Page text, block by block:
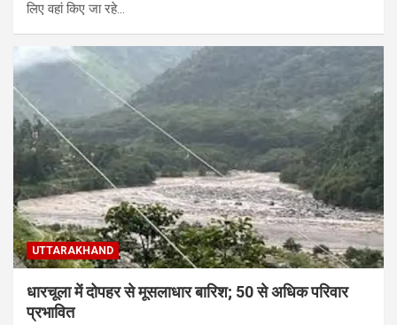
लिए वहां किए जा रहे…
UTTARAKHAND
धारचूला में दोपहर से मूसलाधार बारिश; 50 से अधिक परिवार
प्रभावित